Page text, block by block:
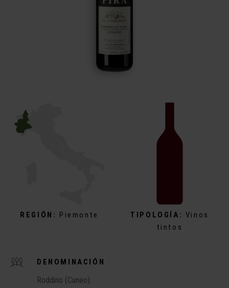
DENOMINACIÓN
Roddino (Cuneo).
REGIÓN: Piemonte TIPOLOGÍA: Vinos
tintos